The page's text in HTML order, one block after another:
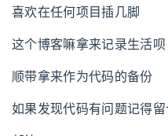
喜欢在任何项目插几脚
这个博客嘛拿来记录生活呗
顺带拿来作为代码的备份
如果发现代码有问题记得